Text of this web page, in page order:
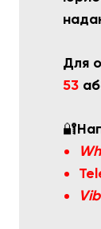
Для
53
🔐